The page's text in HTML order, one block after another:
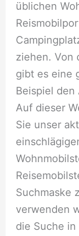
üblichen
ziehen. Von
gibt es eine
Beispiel den
Auf dieser
Sie unser
Suchmaske
verwenden
die Suche